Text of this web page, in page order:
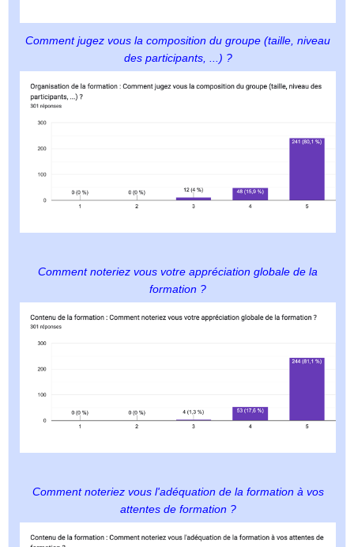
Comment jugez vous la composition du groupe (taille, niveau
des participants, ...) ?
Comment noteriez vous votre appréciation globale de la
formation ?
Comment noteriez vous l'adéquation de la formation à vos
attentes de formation ?